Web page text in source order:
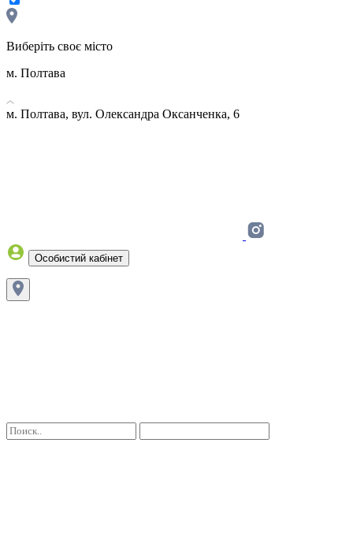
Виберіть своє місто
м. Полтава
м. Полтава, вул. Олександра Оксанченка, 6
Особистий кабінет